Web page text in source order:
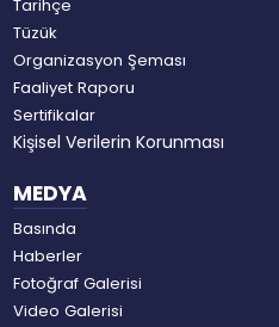
Tarihçe
Tüzük
Organizasyon Şeması
Faaliyet Raporu
Sertifikalar
Kişisel Verilerin Korunması
MEDYA
Basında
Haberler
Fotoğraf Galerisi
Video Galerisi